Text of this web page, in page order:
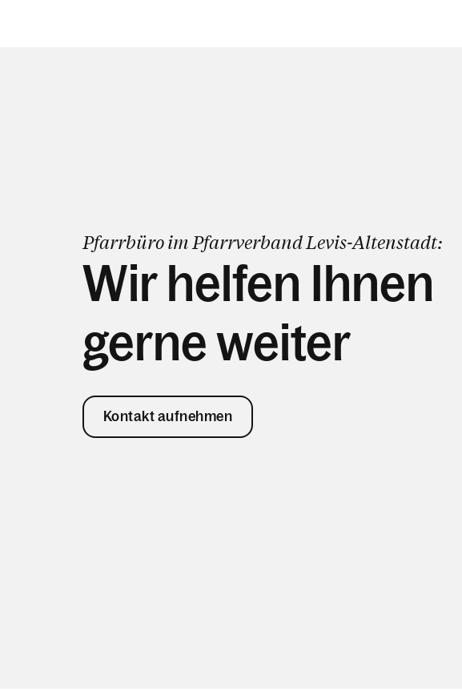
Pfarrbüro im Pfarrverband Levis-Altenstadt:
Wir helfen Ihnen
gerne weiter
Kontakt aufnehmen